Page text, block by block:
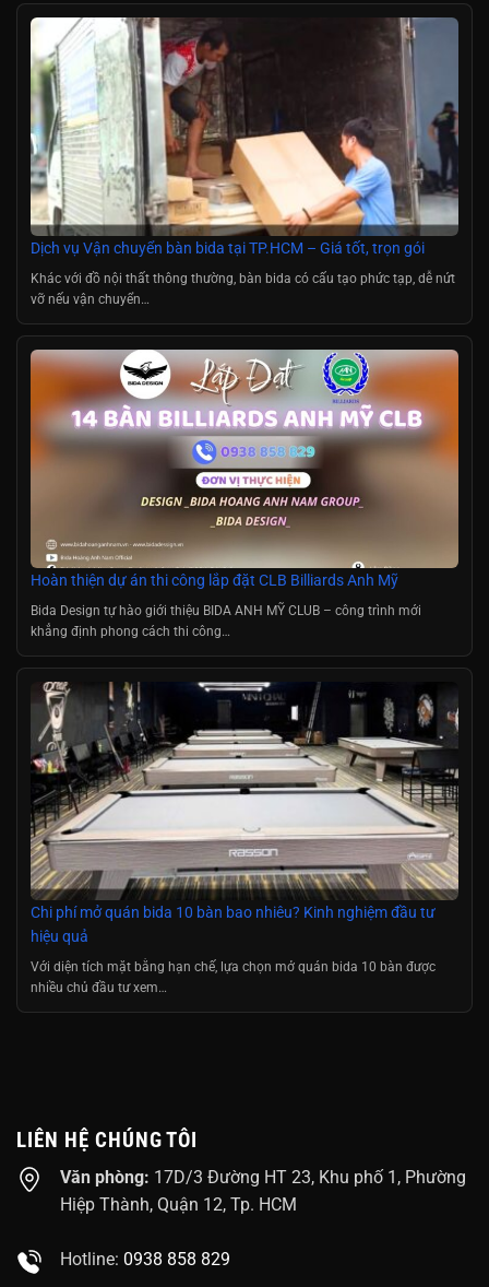
Dịch vụ Vận chuyển bàn bida tại TP.HCM – Giá tốt, trọn gói
Khác với đồ nội thất thông thường, bàn bida có cấu tạo phức tạp, dễ nứt
vỡ nếu vận chuyển…
Hoàn thiện dự án thi công lắp đặt CLB Billiards Anh Mỹ
Bida Design tự hào giới thiệu BIDA ANH MỸ CLUB – công trình mới
khẳng định phong cách thi công…
Chi phí mở quán bida 10 bàn bao nhiêu? Kinh nghiệm đầu tư
hiệu quả
Với diện tích mặt bằng hạn chế, lựa chọn mở quán bida 10 bàn được
nhiều chủ đầu tư xem…
LIÊN HỆ CHÚNG TÔI
Văn phòng: 17D/3 Đường HT 23, Khu phố 1, Phường
Hiệp Thành, Quận 12, Tp. HCM
Hotline: 0938 858 829